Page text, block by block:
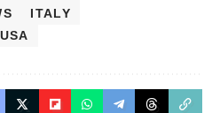
ITALY
USA